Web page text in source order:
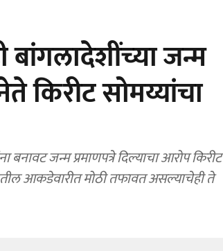
जन्म
किरीट सोमय्यांचा
जन्म प्रमाणपत्रे दिल्याचा आरोप किरीट
आकडेवारीत मोठी तफावत असल्याचेही ते